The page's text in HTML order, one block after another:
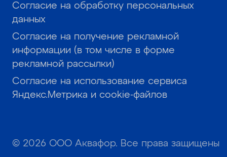
© 2026 ООО Аквафор. Все права защищены
Согласие на обработку персональных
данных
Согласие на получение рекламной
информации (в том числе в форме
рекламной рассылки)
Согласие на использование сервиса
Яндекс.Метрика и cookie-файлов